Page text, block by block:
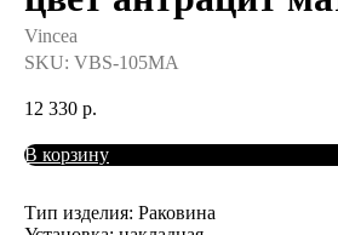
Vincea
SKU: VBS-105MA
12 330 р.
В корзину
Тип изделия: Раковина